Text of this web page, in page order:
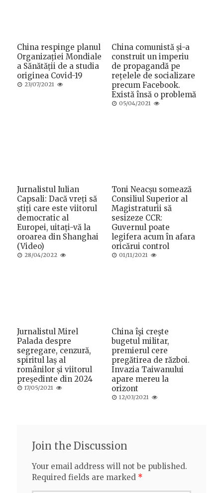
China respinge planul
Organizației Mondiale
a Sănătății de a studia
originea Covid-19
Posted
23/07/2021
China comunistă și-a
construit un imperiu
de propagandă pe
rețelele de socializare
precum Facebook.
Există însă o problemă
Posted
05/04/2021
Jurnalistul Iulian
Capsali: Dacă vreți să
știți care este viitorul
democratic al
Europei, uitați-vă la
oroarea din Shanghai
(Video)
Posted
28/04/2022
Toni Neacșu somează
Consiliul Superior al
Magistraturii să
sesizeze CCR:
Guvernul poate
legifera acum în afara
oricărui control
Posted
01/11/2021
Jurnalistul Mirel
Palada despre
segregare, cenzură,
spiritul laș al
românilor și viitorul
președinte din 2024
Posted
17/05/2021
China îşi creşte
bugetul militar,
premierul cere
pregătirea de război.
Invazia Taiwanului
apare mereu la
orizont
Posted
12/03/2021
Join the Discussion
Your email address will not be published.
Required fields are marked *